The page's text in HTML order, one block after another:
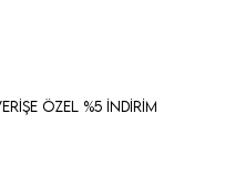
Özel %5 İndirim